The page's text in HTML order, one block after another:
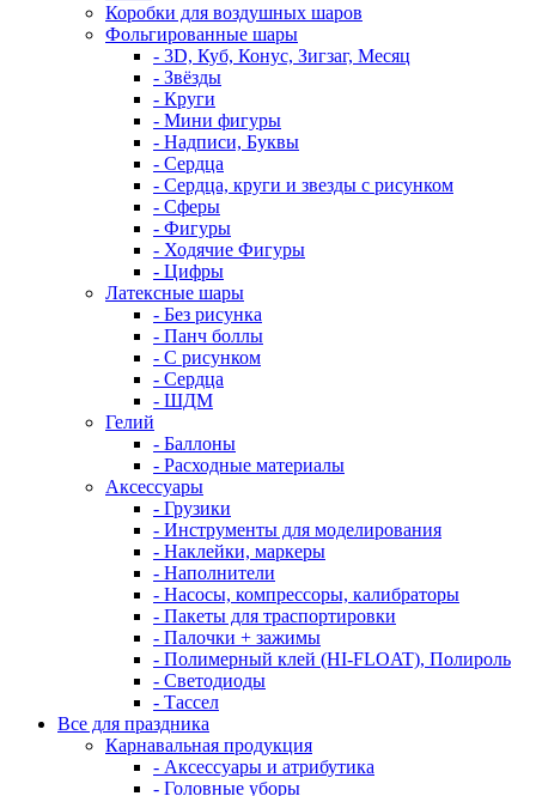
Коробки для воздушных шаров
Фольгированные шары
- 3D, Куб, Конус, Зигзаг, Месяц
- Звёзды
- Круги
- Мини фигуры
- Надписи, Буквы
- Сердца
- Сердца, круги и звезды с рисунком
- Сферы
- Фигуры
- Ходячие Фигуры
- Цифры
Латексные шары
- Без рисунка
- Панч боллы
- С рисунком
- Сердца
- ШДМ
Гелий
- Баллоны
- Расходные материалы
Аксессуары
- Грузики
- Инструменты для моделирования
- Наклейки, маркеры
- Наполнители
- Насосы, компрессоры, калибраторы
- Пакеты для траспортировки
- Палочки + зажимы
- Полимерный клей (HI-FLOAT), Полироль
- Светодиоды
- Тассел
Все для праздника
Карнавальная продукция
- Аксессуары и атрибутика
- Головные уборы